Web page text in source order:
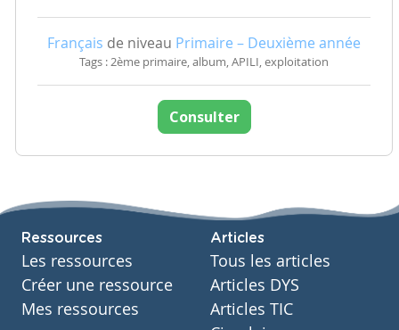
Français de niveau Primaire – Deuxième année
Tags : 2ème primaire, album, APILI, exploitation
Consulter
Ressources
Les ressources
Créer une ressource
Mes ressources
Articles
Tous les articles
Articles DYS
Articles TIC